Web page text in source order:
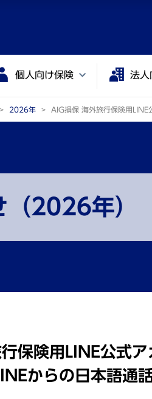
個人向け保険 法人
2026年 AIG損保 海外旅行保険用
（2026年）
保険用LINE公式ア
からの日本語通